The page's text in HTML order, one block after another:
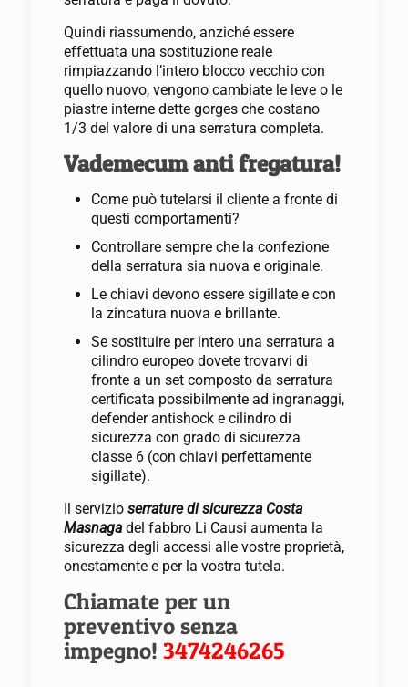
Quindi riassumendo, anziché essere
effettuata una sostituzione reale
rimpiazzando l’intero blocco vecchio con
quello nuovo, vengono cambiate le leve o le
piastre interne dette gorges che costano
1/3 del valore di una serratura completa.
Vademecum anti fregatura!
Come può tutelarsi il cliente a fronte di
questi comportamenti?
Controllare sempre che la confezione
della serratura sia nuova e originale.
Le chiavi devono essere sigillate e con
la zincatura nuova e brillante.
Se sostituire per intero una serratura a
cilindro europeo dovete trovarvi di
fronte a un set composto da serratura
certificata possibilmente ad ingranaggi,
defender antishock e cilindro di
sicurezza con grado di sicurezza
classe 6 (con chiavi perfettamente
sigillate).
Il servizio serrature di sicurezza Costa
Masnagadel fabbro Li Causi aumenta la
sicurezza degli accessi alle vostre proprietà,
onestamente e per la vostra tutela.
Chiamate per un
preventivo senza
impegno! 3474246265